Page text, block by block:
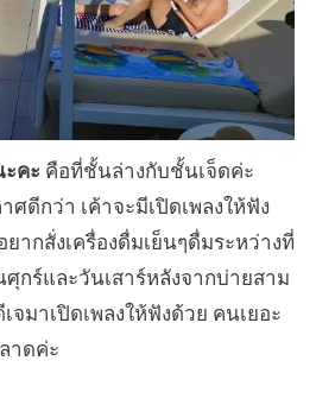
ะคะ คือที่ชั้นล่างกับชั้นเจ็ดค่ะ
ดีกว่า เค้าจะมีเปิดเพลงให้ฟัง
ากสั่งเครื่องดื่มเย็นๆดื่มระหว่างที่
กร์และวันเสาร์หลังจากบ่ายสาม
จมาเปิดเพลงให้ฟังด้วย คนเยอะ
าดค่ะ